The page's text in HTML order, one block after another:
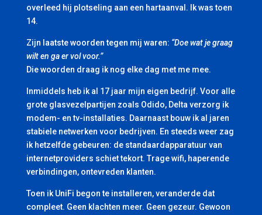
overleed hij plotseling aan een hartaanval. Ik was toen
14.
Zijn laatste woorden tegen mij waren: “Doe wat je graag
wilt en ga er vol voor.”
Die woorden draag ik nog elke dag met me mee.
Inmiddels heb ik al 17 jaar mijn eigen bedrijf. Voor alle
grote glasvezelpartijen zoals Odido, Delta verzorg ik
modem- en tv-installaties. Daarnaast bouw ik al jaren
stabiele netwerken voor bedrijven. En steeds weer zag
ik hetzelfde gebeuren: de standaardapparatuur van
internetproviders schiet tekort. Trage wifi, haperende
verbindingen, ontevreden klanten.
Toen ik UniFi begon te installeren, veranderde dat
compleet. Geen klachten meer. Geen gezeur. Gewoon